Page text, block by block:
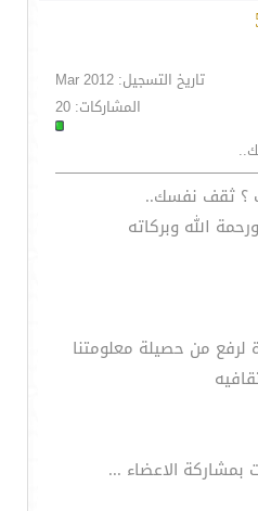
تاريخ التسجيل: Mar 2012
المشاركات: 20
؟ ثقف نفسك..
الله وبركاته
من حصيلة معلومتنا
الاعضاء ...